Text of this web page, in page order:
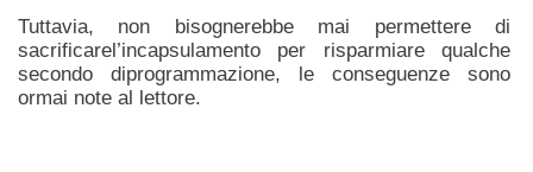
Tuttavia, non bisognerebbe mai permettere di
sacrificarel’incapsulamento per risparmiare qualche
secondo diprogrammazione, le conseguenze sono
ormai note al lettore.